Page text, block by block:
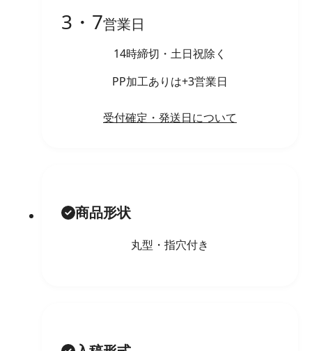
3・7営業日
14時締切・土日祝除く
PP加工ありは+3営業日
受付確定・発送日について
商品形状
丸型・指穴付き